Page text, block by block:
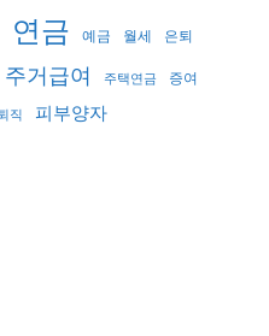
연금 예금 월세 은퇴
주거급여 주택연금 증여
직 피부양자